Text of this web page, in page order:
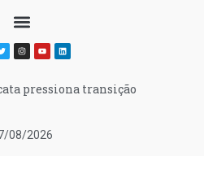
08/2026
pressiona transição